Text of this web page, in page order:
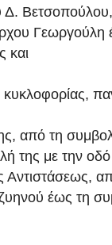
Δ.
Γεωργούλη
και
από τη
της με την
Αντιστάσεως,
έως τη